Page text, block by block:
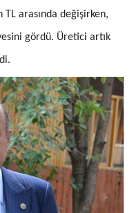
arasında değişirken,
gördü. Üretici artık